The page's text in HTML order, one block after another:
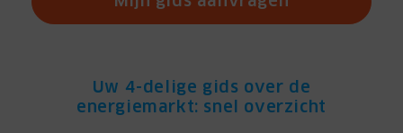
Uw 4-delige gids over de
energiemarkt: snel overzicht